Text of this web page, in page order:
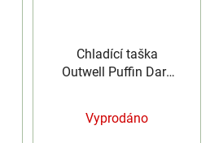
Chladící taška
Outwell Puffin Dark
Vyprodáno